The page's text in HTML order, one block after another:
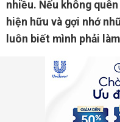
nhiều. Nếu không
hiện hữu và gợi nhớ
luôn biết mình phải